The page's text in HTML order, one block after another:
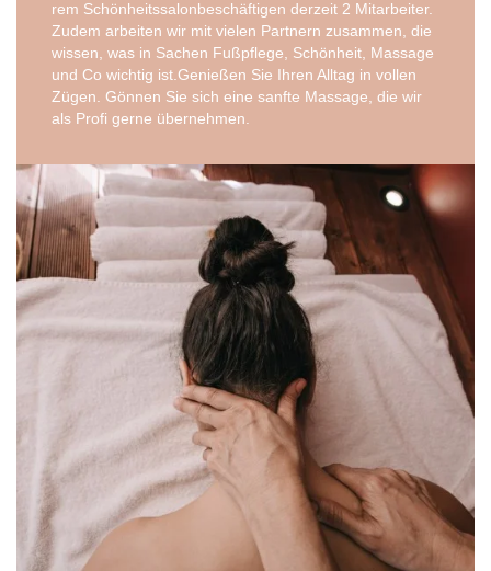
rem Schön­heits­sa­lon­be­schäf­ti­gen der­zeit 2 Mit­ar­bei­ter.
Zudem arbei­ten wir mit vie­len Part­nern zusam­men, die
wis­sen, was in Sachen Fuß­pfle­ge, Schön­heit, Mas­sa­ge
und Co wich­tig ist.Genießen Sie Ihren All­tag in vol­len
Zügen. Gön­nen Sie sich eine sanf­te Mas­sa­ge, die wir
als Pro­fi ger­ne übernehmen.